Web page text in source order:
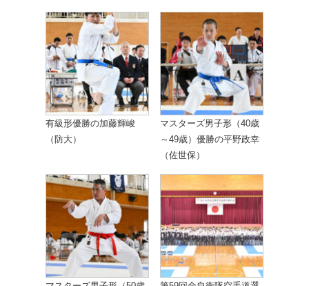
有級形優勝の加藤輝峻
（防大）
マスターズ男子形（40歳
～49歳）優勝の平野政幸
（佐世保）